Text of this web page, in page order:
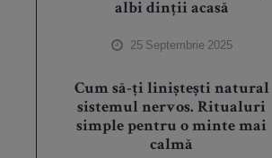
albi dinții acasă
25 Septembrie 2025
Cum să-ți liniștești natural
sistemul nervos. Ritualuri
simple pentru o minte mai
calmă